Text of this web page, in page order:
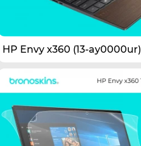
HP Envy x360 (13-ay0000ur)